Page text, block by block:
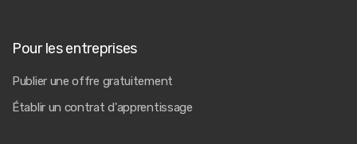
Pour les entreprises
Publier une offre gratuitement
Établir un contrat d'apprentissage